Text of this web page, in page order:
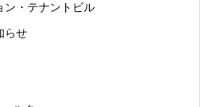
ン・テナントビル
らせ